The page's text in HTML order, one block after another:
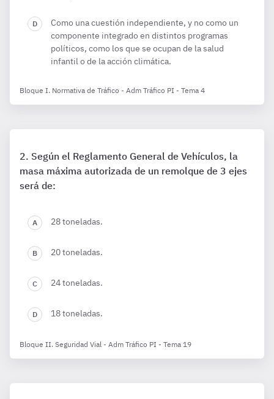
Como una cuestión independiente, y no como un
componente integrado en distintos programas
políticos, como los que se ocupan de la salud
infantil o de la acción climática.
Bloque I. Normativa de Tráfico - Adm Tráfico PI - Tema 4
Según el Reglamento General de Vehículos, la
masa máxima autorizada de un remolque de 3 ejes
será de:
28 toneladas.
20 toneladas.
24 toneladas.
18 toneladas.
Bloque II. Seguridad Vial - Adm Tráfico PI - Tema 19